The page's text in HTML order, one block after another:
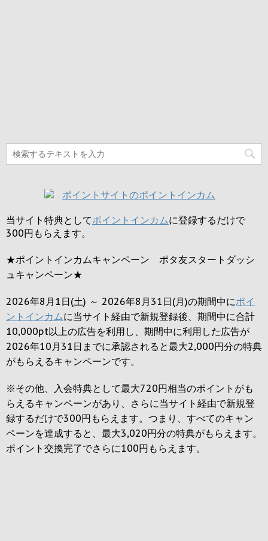
当サイト特典としてポイントインカムに登録するだけで
300円 もらえます。
★ポイントインカムキャンペーン ポタ友スタートダッシ
ュキャンペーン★
2026年8月1日(土) ～ 2026年8月31日(月)の期間中にポイ
ントインカムに当サイト経由で新規登録後、期間中に合計
10,000pt以上の広告を利用し、期間中に利用した広告が
2026年10月31日までに承認されると最大2,000円分の特典
がもらえるキャンペーンです。
※その他、入会特典として最大720円相当のポイントがも
らえるキャンペーンがあり、さらに当サイト経由で新規登
録するだけで300円 もらえます。つまり、すべてのキャン
ペーンを達成すると、最大3,020円分の特典がもらえます。
ポイント交換完了でさらに100円 もらえます。